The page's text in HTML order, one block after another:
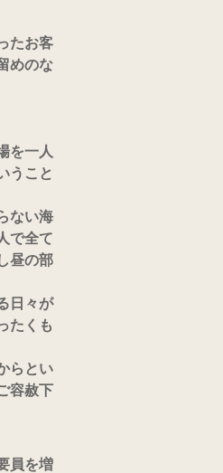
たお客
めのな
を一人
うこと
ない海
で全て
昼の部
日々が
たくも
らとい
容赦下
員を増